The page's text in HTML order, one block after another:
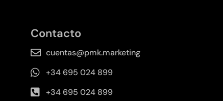
Contacto
cuentas@pmk.marketing
+34 695 024 899
+34 695 024 899